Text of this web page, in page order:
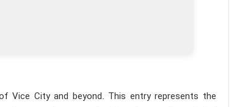
City and beyond. This entry represents the